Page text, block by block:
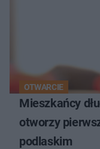
OTWARCIE
Mieszkańcy
otworzy
podlaskim